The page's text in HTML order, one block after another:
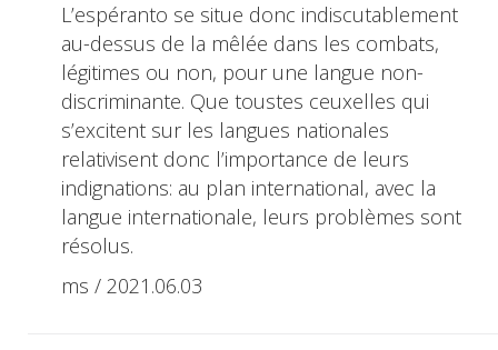
L’espéranto se situe donc indiscutablement
au-dessus de la mêlée dans les combats,
légitimes ou non, pour une langue non-
discriminante. Que toustes ceuxelles qui
s’excitent sur les langues nationales
relativisent donc l’importance de leurs
indignations: au plan international, avec la
langue internationale, leurs problèmes sont
résolus.
ms / 2021.06.03